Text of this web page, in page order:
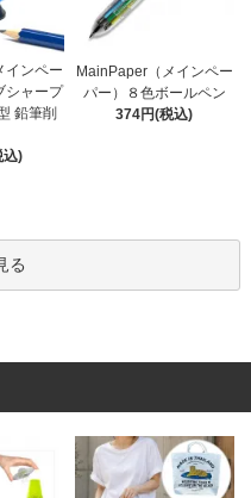
インペー
シャープ
鉛筆削
込)
MainPaper（メインペー
パー）８色ボールペン
374円(税込)
る